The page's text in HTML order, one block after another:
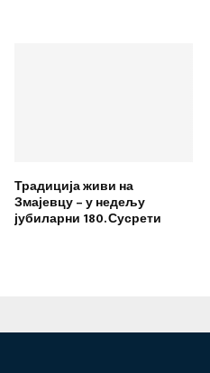
Традиција живи на
Змајевцу – у недељу
јубиларни 180. Сусрети